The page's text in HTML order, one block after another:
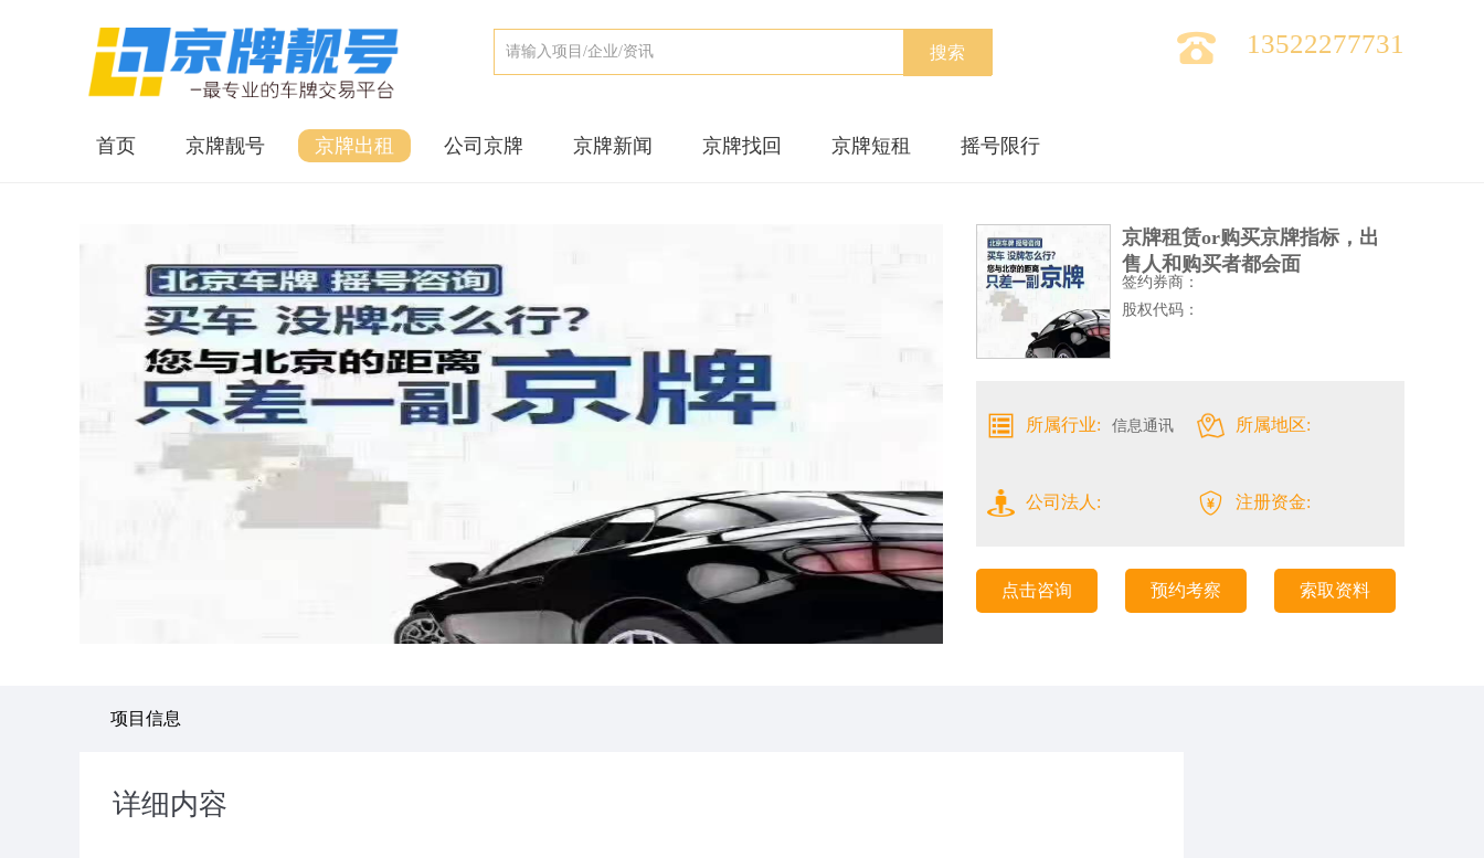
搜索  13522277731
首页 京牌靓号 京牌出租 公司京牌 京牌新闻 京牌找回 京牌短租 摇号限行
京牌租赁or购买京牌指标，出
售人和购买者都会面
签约券商：
股权代码：
所属行业: 信息通讯 所属地区:
公司法人: 注册资金:
点击咨询 预约考察 索取资料
项目信息
详细内容